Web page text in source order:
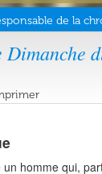
de la
Dimanche
un homme qui,